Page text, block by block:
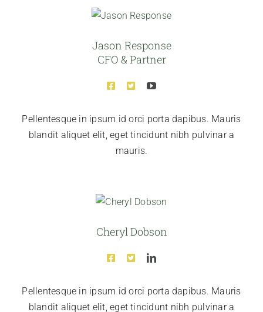
Jason Response
CFO & Partner
Pellentesque in ipsum id orci porta dapibus. Mauris
blandit aliquet elit, eget tincidunt nibh pulvinar a
mauris.
Cheryl Dobson
Pellentesque in ipsum id orci porta dapibus. Mauris
blandit aliquet elit, eget tincidunt nibh pulvinar a